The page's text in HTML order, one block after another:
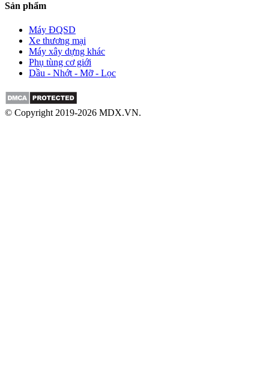
Sản phẩm
Máy ĐQSD
Xe thương mại
Máy xây dựng khác
Phụ tùng cơ giới
Dầu - Nhớt - Mỡ - Lọc
© Copyright 2019-2026 MDX.VN.